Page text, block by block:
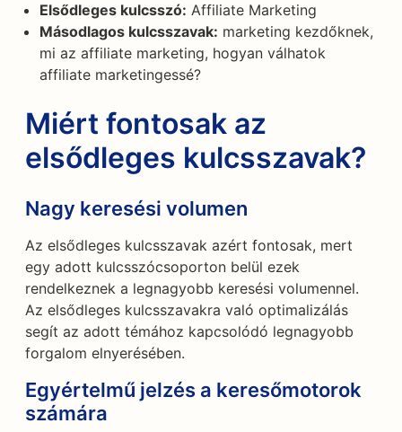
Elsődleges kulcsszó: Affiliate Marketing
Másodlagos kulcsszavak: marketing kezdőknek,
mi az affiliate marketing, hogyan válhatok
affiliate marketingessé?
Miért fontosak az
elsődleges kulcsszavak?
Nagy keresési volumen
Az elsődleges kulcsszavak azért fontosak, mert
egy adott kulcsszócsoporton belül ezek
rendelkeznek a legnagyobb keresési volumennel.
Az elsődleges kulcsszavakra való optimalizálás
segít az adott témához kapcsolódó legnagyobb
forgalom elnyerésében.
Egyértelmű jelzés a keresőmotorok
számára